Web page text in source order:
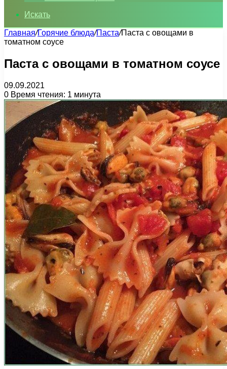
Искать
Главная/Горячие блюда/Паста/Паста с овощами в
томатном соусе
Паста с овощами в томатном соусе
09.09.2021
0 Время чтения: 1 минута